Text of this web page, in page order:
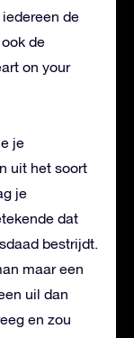
de
de
on your
je
uit het soort
je
dat
bestrijdt.
maar een
uil dan
en zou